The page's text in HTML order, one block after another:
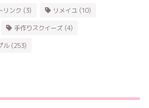
リンク (3) リメイユ (10)
手作りスクイーズ (4)
ル(253)